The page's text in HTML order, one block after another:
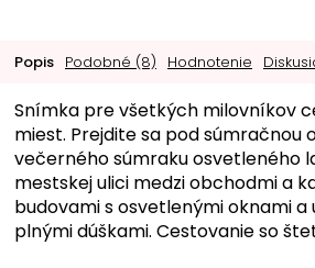
Popis Podobné (8) Hodnotenie
Snímka pre všetkých milovníkov
miest. Prejdite sa pod súmračnou
večerného súmraku osvetleného
mestskej ulici medzi obchodmi a
budovami s osvetlenými oknami a
plnými dúškami. Cestovanie so